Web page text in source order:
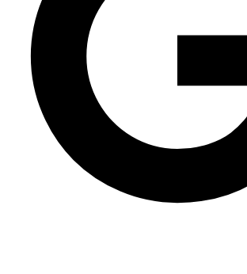
Упаковка для тортів 3 кг ПС-260, 75 шт/уп
Ланч-бокс MB-2 з пінополістиролу (240х210х70),
Картонна коробочка крафт для картоплі фрі